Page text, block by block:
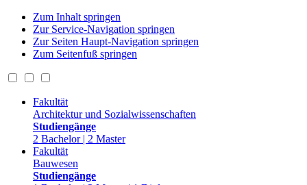
Zum Inhalt springen
Zur Service-Navigation springen
Zur Seiten Haupt-Navigation springen
Zum Seitenfuß springen
Fakultät
Architektur und Sozialwissenschaften
Studiengänge
2 Bachelor | 2 Master
Fakultät
Bauwesen
Studiengänge